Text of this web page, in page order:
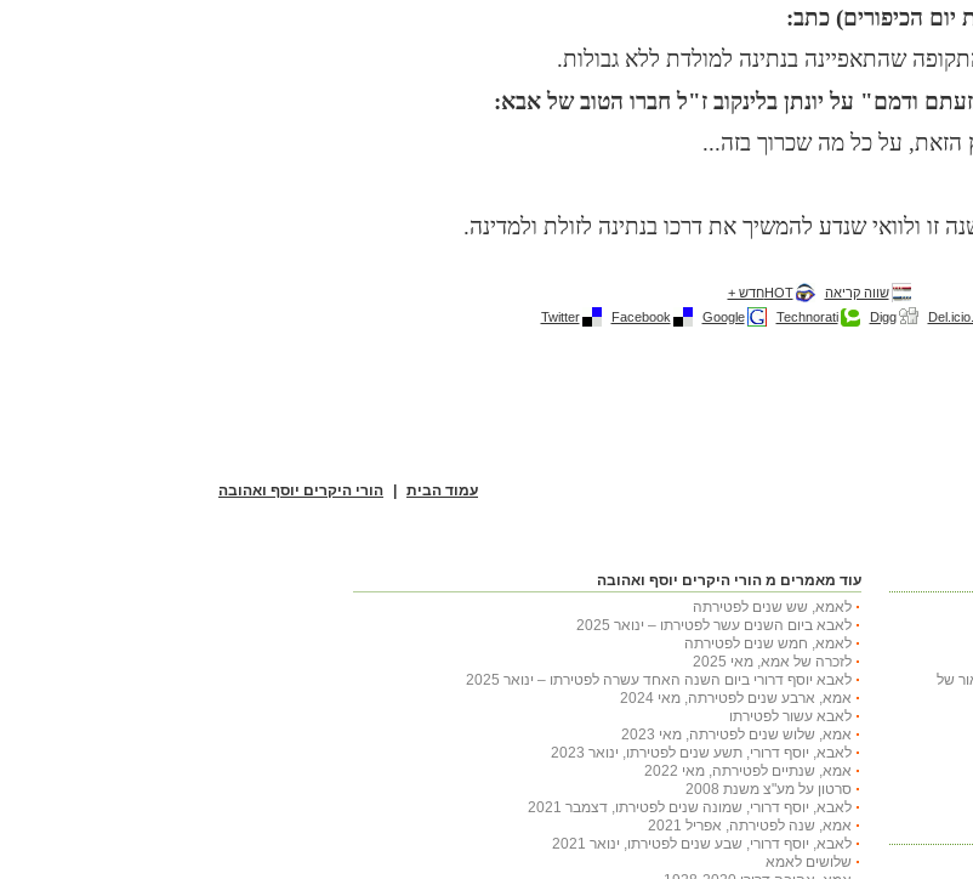
הכיפורים) כתב:
שהתאפיינה בנתינה למולדת ללא גבולות.
ודמם" על יונתן בלינקוב ז"ל חברו הטוב של אבא:
הזאת, על כל מה שכרוך בזה...
זו ולוואי שנדע להמשיך את דרכו בנתינה לזולת ולמדינה.
שווה קריאה
HOTחדש +
Digg
Technorati
Google
Facebook
Twitter
עמוד הבית | הורי היקרים יוסף ואהובה
של
עוד מאמרים מ הורי היקרים יוסף ואהובה
לאמא, שש שנים לפטירתה
לאבא ביום השנים עשר לפטירתו – ינואר 2025
לאמא, חמש שנים לפטירתה
לזכרה של אמא, מאי 2025
לאבא יוסף דרורי ביום השנה האחד עשרה לפטירתו – ינואר 2025
אמא, ארבע שנים לפטירתה, מאי 2024
לאבא עשור לפטירתו
אמא, שלוש שנים לפטירתה, מאי 2023
לאבא, יוסף דרורי, תשע שנים לפטירתו, ינואר 2023
אמא, שנתיים לפטירתה, מאי 2022
סרטון על מע"צ משנת 2008
לאבא, יוסף דרורי, שמונה שנים לפטירתו, דצמבר 2021
אמא, שנה לפטירתה, אפריל 2021
לאבא, יוסף דרורי, שבע שנים לפטירתו, ינואר 2021
שלושים לאמא